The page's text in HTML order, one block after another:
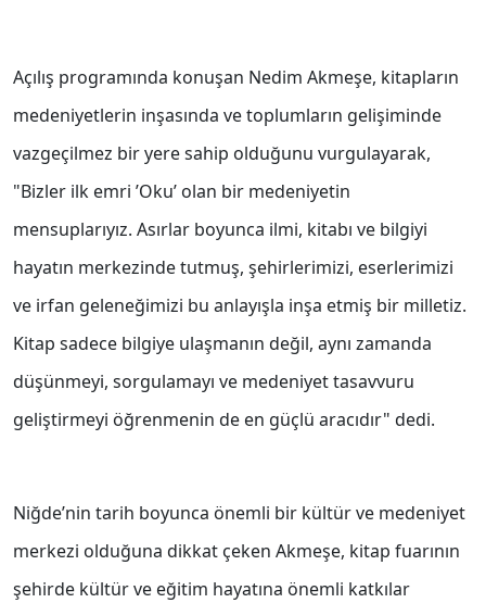
Açılış programında konuşan Nedim Akmeşe, kitapların
medeniyetlerin inşasında ve toplumların gelişiminde
vazgeçilmez bir yere sahip olduğunu vurgulayarak,
"Bizler ilk emri ’Oku’ olan bir medeniyetin
mensuplarıyız. Asırlar boyunca ilmi, kitabı ve bilgiyi
hayatın merkezinde tutmuş, şehirlerimizi, eserlerimizi
ve irfan geleneğimizi bu anlayışla inşa etmiş bir milletiz.
Kitap sadece bilgiye ulaşmanın değil, aynı zamanda
düşünmeyi, sorgulamayı ve medeniyet tasavvuru
geliştirmeyi öğrenmenin de en güçlü aracıdır" dedi.
Niğde’nin tarih boyunca önemli bir kültür ve medeniyet
merkezi olduğuna dikkat çeken Akmeşe, kitap fuarının
şehirde kültür ve eğitim hayatına önemli katkılar